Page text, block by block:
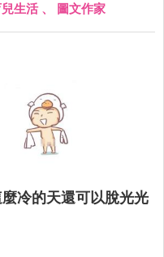
生活、 圖文作家
冷的天還可以脫光光